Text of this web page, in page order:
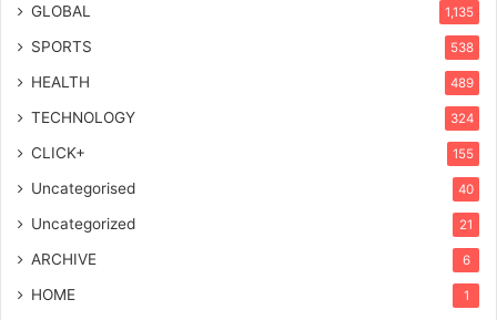
GLOBAL 1,135
SPORTS 538
HEALTH 489
TECHNOLOGY 324
CLICK+ 155
Uncategorised 40
Uncategorized 21
ARCHIVE 6
HOME 1